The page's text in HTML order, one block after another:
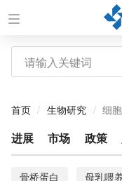
首页 生物研究 细
进展 市场 政策
骨桥蛋白 母乳喂